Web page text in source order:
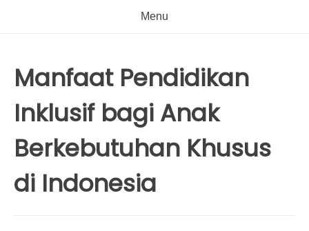
Menu
Manfaat Pendidikan
Inklusif bagi Anak
Berkebutuhan Khusus
di Indonesia